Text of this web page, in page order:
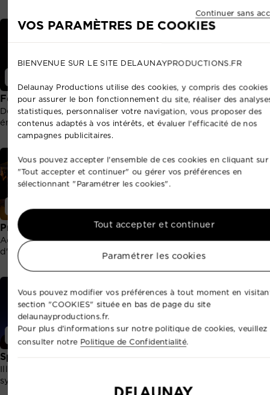
Feux d'artifice
Des spectacles toujours plus
émouvants et grandioses
Mise en lumière
Mettez en valeur vos
différents espaces.
Production artistique
Accueillez des talents
d'exceptions.
Sonorisation
Amplifiez vos paroles ou
animations sonores.
Événementiel
Spectacle de drones
Illumination nocturne
synchronisée par drones.
Événementiel
VOS PARAMÈTRES DE COOKIES
Continuer sans
BIENVENUE SUR LE SITE DELAUNAYPRODUCTIONS.FR
Delaunay Productions utilise des cookies, y compris des
pour assurer le bon fonctionnement du site, réaliser des
statistiques, personnaliser votre navigation, vous proposer des
contenus adaptés à vos intérêts, et évaluer l'efficacité de nos
campagnes publicitaires.
Vous pouvez accepter l'ensemble de ces cookies en cliquant sur
"Tout accepter et continuer" ou gérer vos préférences en
sélectionnant "Paramétrer les cookies".
Paramétrer les cookies
Tout accepter et continuer
Vous pouvez modifier vos préférences à tout moment en
section "COOKIES" située en bas de page du site
delaunayproductions.fr.
Pour plus d'informations sur notre politique de cookies, veuillez
consulter notre Politique de Confidentialité.